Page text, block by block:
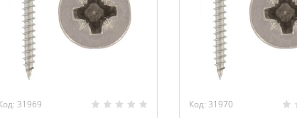
31969 Код: 31970